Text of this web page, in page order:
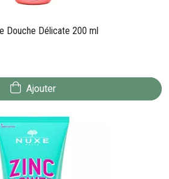
Douche Délicate 200 ml
Ajouter